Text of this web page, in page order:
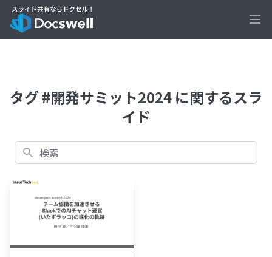
タグ #開発サミット2024 に関するスラ
イド
検索